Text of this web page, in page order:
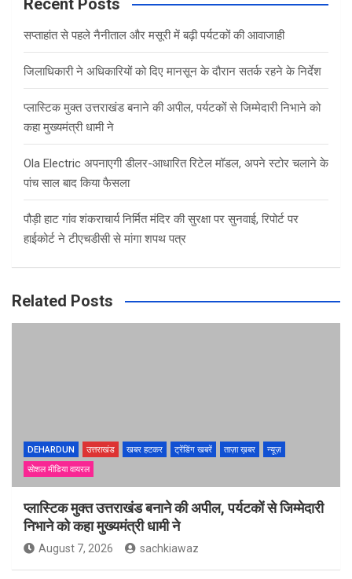
Recent Posts
सप्ताहांत से पहले नैनीताल और मसूरी में बढ़ी पर्यटकों की आवाजाही
जिलाधिकारी ने अधिकारियों को दिए मानसून के दौरान सतर्क रहने के निर्देश
प्लास्टिक मुक्त उत्तराखंड बनाने की अपील, पर्यटकों से जिम्मेदारी निभाने को
कहा मुख्यमंत्री धामी ने
Ola Electric अपनाएगी डीलर-आधारित रिटेल मॉडल, अपने स्टोर चलाने के
पांच साल बाद किया फैसला
पौड़ी हाट गांव शंकराचार्य निर्मित मंदिर की सुरक्षा पर सुनवाई, रिपोर्ट पर
हाईकोर्ट ने टीएचडीसी से मांगा शपथ पत्र
Related Posts
DEHARDUN उत्तराखंड खबर हटकर ट्रेंडिंग खबरें ताज़ा ख़बर
न्यूज़
सोशल मीडिया वायरल
प्लास्टिक मुक्त उत्तराखंड बनाने की अपील, पर्यटकों से जिम्मेदारी
निभाने को कहा मुख्यमंत्री धामी ने
August 7, 2026 sachkiawaz